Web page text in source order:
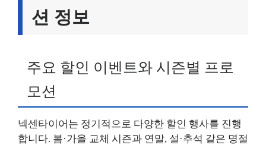
션 정보
주요 할인 이벤트와 시즌별 프로
모션
넥센타이어는 정기적으로 다양한 할인 행사를 진행
합니다. 봄·가을 교체 시즌과 연말, 설·추석 같은 명절